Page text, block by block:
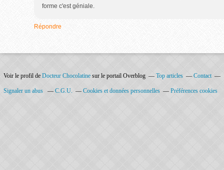
forme c'est géniale.
Répondre
Voir le profil de Docteur Chocolatine sur le portail Overblog Top articles Contact
Signaler un abus C.G.U. Cookies et données personnelles Préférences cookies